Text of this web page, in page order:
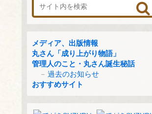
メディア、出版情報
丸さん「成り上がり物語」
管理人のこと・丸さん誕生秘話
過去のお知らせ
おすすめサイト